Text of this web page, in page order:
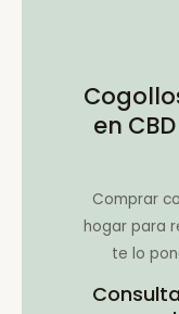
en
Comprar
hogar para
te lo